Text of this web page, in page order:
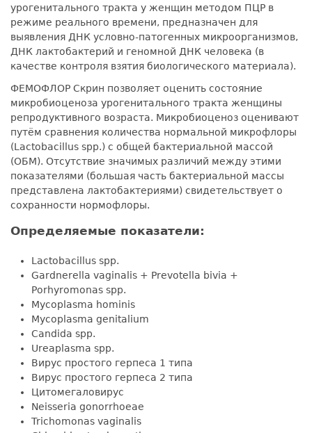
урогенитального тракта у женщин методом ПЦР в
режиме реального времени, предназначен для
выявления ДНК условно-патогенных микроорганизмов,
ДНК лактобактерий и геномной ДНК человека (в
качестве контроля взятия биологического материала).
ФЕМОФЛОР Скрин позволяет оценить состояние
микробиоценоза урогенитального тракта женщины
репродуктивного возраста. Микробиоценоз оценивают
путём сравнения количества нормальной микрофлоры
(Lactobacillus spp.) с общей бактериальной массой
(ОБМ). Отсутствие значимых различий между этими
показателями (большая часть бактериальной массы
представлена лактобактериями) свидетельствует о
сохранности нормофлоры.
Определяемые показатели:
Lactobacillus spp.
Gardnerella vaginalis + Prevotella bivia +
Porhyromonas spp.
Mycoplasma hominis
Mycoplasma genitalium
Candida spр.
Ureaplasma spp.
Вирус простого герпеса 1 типа
Вирус простого герпеса 2 типа
Цитомегаловирус
Neisseria gonorrhoeae
Trichomonas vaginalis